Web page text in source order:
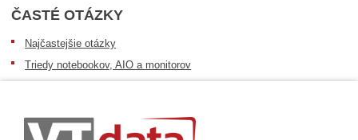
ČASTÉ OTÁZKY
Najčastejšie otázky
Triedy notebookov, AIO a monitorov
Dopravné podmienky